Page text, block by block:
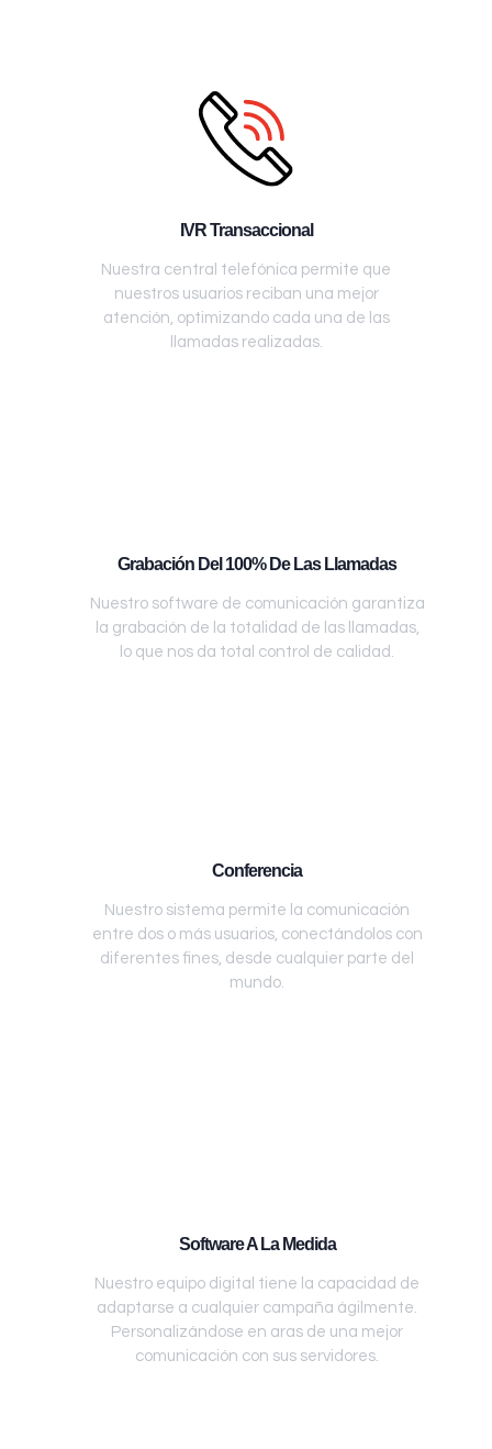
IVR Transaccional
Nuestra central telefónica permite que
nuestros usuarios reciban una mejor
atención, optimizando cada una de las
llamadas realizadas.
Grabación Del 100% De Las Llamadas
Nuestro software de comunicación garantiza
la grabación de la totalidad de las llamadas,
lo que nos da total control de calidad.
Conferencia
Nuestro sistema permite la comunicación
entre dos o más usuarios, conectándolos con
diferentes fines, desde cualquier parte del
mundo.
Software A La Medida
Nuestro equipo digital tiene la capacidad de
adaptarse a cualquier campaña ágilmente.
Personalizándose en aras de una mejor
comunicación con sus servidores.